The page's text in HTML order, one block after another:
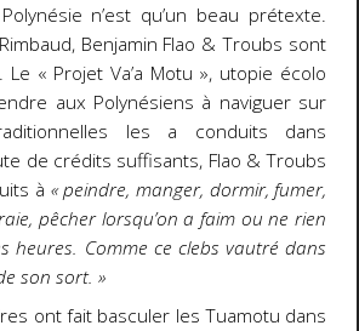
n’est qu’un beau prétexte.
Benjamin Flao & Troubs sont
« Projet Va’a Motu », utopie écolo
aux Polynésiens à naviguer sur
les a conduits dans
de crédits suffisants, Flao & Troubs
à « peindre, manger, dormir, fumer,
pêcher lorsqu’on a faim ou ne rien
heures. Comme ce clebs vautré dans
son sort. »
ont fait basculer les Tuamotu dans